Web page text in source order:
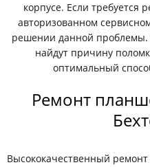
корпусе. Если требуется
авторизованном
решении данной
найдут причину
оптимальный
Ремонт
Высококачественный